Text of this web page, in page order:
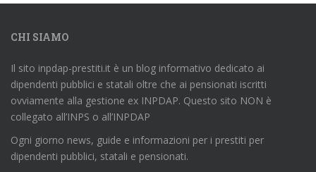
CHI SIAMO
Il sito inpdap-prestiti.it è un blog informativo dedicato ai
dipendenti pubblici e statali oltre che ai pensionati iscritti
ovviamente alla gestione ex INPDAP. Questo sito NON è
collegato all’INPS o all’INPDAP
Ogni giorno news, guide e informazioni per i prestiti per
dipendenti pubblici, statali e pensionati.